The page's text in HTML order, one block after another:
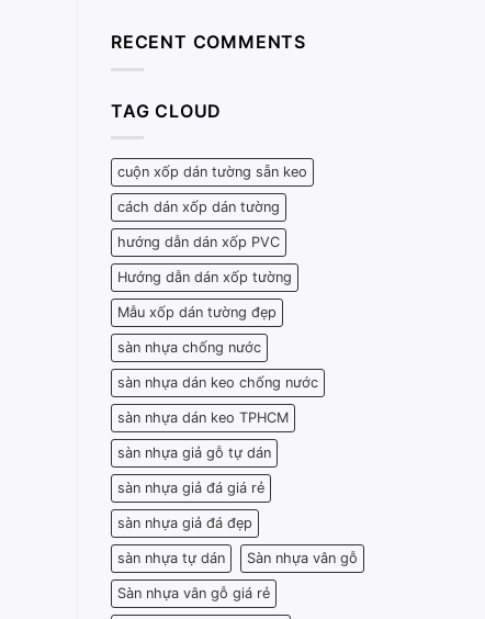
RECENT COMMENTS
TAG CLOUD
cuộn xốp dán tường sẵn keo
cách dán xốp dán tường
hướng dẫn dán xốp PVC
Hướng dẫn dán xốp tường
Mẫu xốp dán tường đẹp
sàn nhựa chống nước
sàn nhựa dán keo chống nước
sàn nhựa dán keo TPHCM
sàn nhựa giả gỗ tự dán
sàn nhựa giả đá giá rẻ
sàn nhựa giả đá đẹp
sàn nhựa tự dán Sàn nhựa vân gỗ
Sàn nhựa vân gỗ giá rẻ